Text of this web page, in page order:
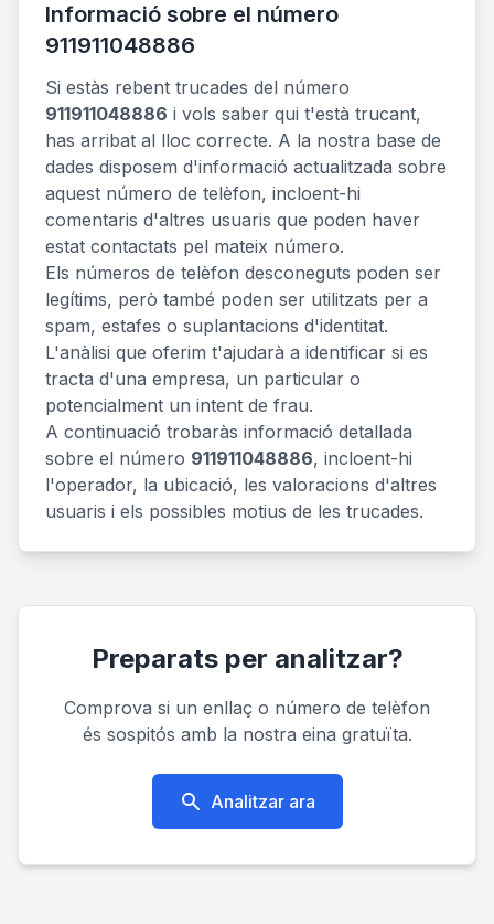
Informació sobre el número
911911048886
Si estàs rebent trucades del número
911911048886 i vols saber qui t'està trucant,
has arribat al lloc correcte. A la nostra base de
dades disposem d'informació actualitzada sobre
aquest número de telèfon, incloent-hi
comentaris d'altres usuaris que poden haver
estat contactats pel mateix número.
Els números de telèfon desconeguts poden ser
legítims, però també poden ser utilitzats per a
spam, estafes o suplantacions d'identitat.
L'anàlisi que oferim t'ajudarà a identificar si es
tracta d'una empresa, un particular o
potencialment un intent de frau.
A continuació trobaràs informació detallada
sobre el número 911911048886, incloent-hi
l'operador, la ubicació, les valoracions d'altres
usuaris i els possibles motius de les trucades.
Preparats per analitzar?
Comprova si un enllaç o número de telèfon
és sospitós amb la nostra eina gratuïta.
Analitzar ara